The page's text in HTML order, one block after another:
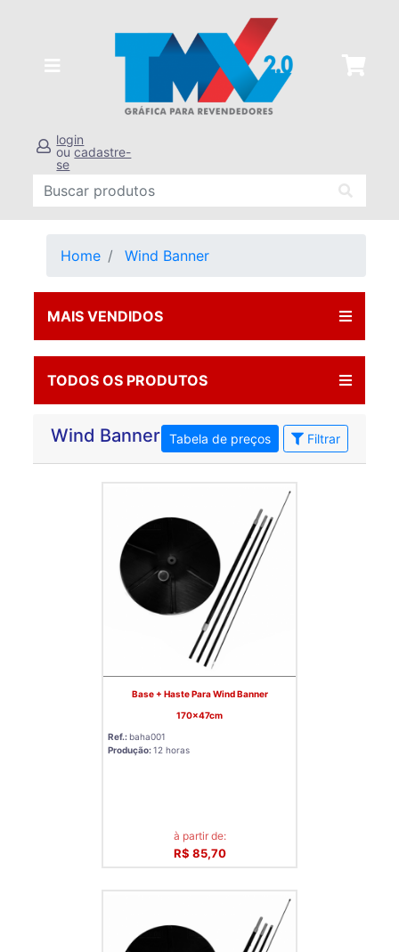
login
oucadastre-
se
Home Wind Banner
MAIS VENDIDOS
TODOS OS PRODUTOS
Wind Banner Tabela de preços Filtrar
Base + Haste Para Wind Banner
170x47cm
Ref.: baha001
Produção:12 horas
à partir de:
R$ 85,70